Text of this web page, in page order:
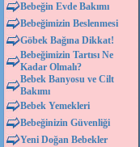
Bebeğin Evde Bakımı
Bebeğimizin Beslenmesi
Göbek Bağına Dikkat!
Bebeğimizin Tartısı Ne
Kadar Olmalı?
Bebek Banyosu ve Cilt
Bakımı
Bebek Yemekleri
Bebeğinizin Güvenliği
Yeni Doğan Bebekler